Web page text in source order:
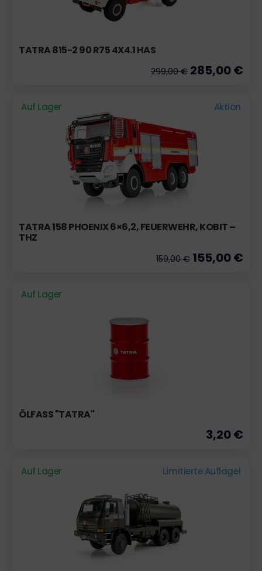
TATRA 815-2 90 R75 4X4.1 HAS
299,00 € 285,00 €
Auf Lager Aktion
TATRA 158 PHOENIX 6×6,2, FEUERWEHR, KOBIT –
THZ
159,00 € 155,00 €
Auf Lager
ÖLFASS "TATRA"
3,20 €
Auf Lager Limitierte Auflage!